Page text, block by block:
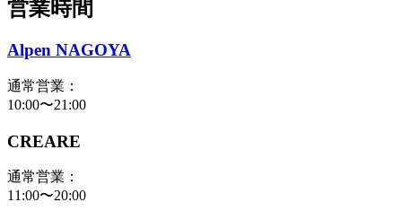
営業時間
Alpen NAGOYA
通常営業：
10:00〜21:00
CREARE
通常営業：
11:00〜20:00